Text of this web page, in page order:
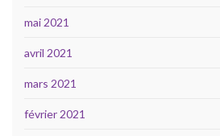
mai 2021
avril 2021
mars 2021
février 2021